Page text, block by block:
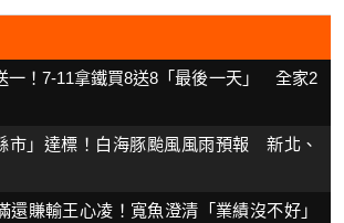
一！7-11拿鐵買8送8「最後一天」 全家2
市」達標！白海豚颱風風雨預報 新北、
還賺輸王心凌！寬魚澄清「業績沒不好」